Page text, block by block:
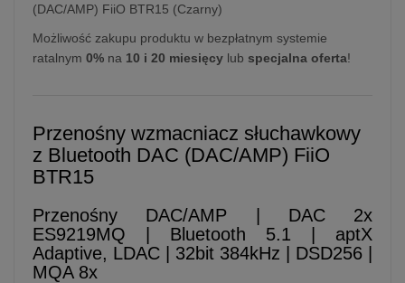
(DAC/AMP) FiiO BTR15 (Czarny)
Możliwość zakupu produktu w bezpłatnym systemie
ratalnym 0% na 10 i 20 miesięcy lub specjalna oferta!
Przenośny wzmacniacz słuchawkowy
z Bluetooth DAC (DAC/AMP) FiiO
BTR15
Przenośny DAC/AMP | DAC 2x
ES9219MQ | Bluetooth 5.1 | aptX
Adaptive, LDAC | 32bit 384kHz | DSD256 |
MQA 8x